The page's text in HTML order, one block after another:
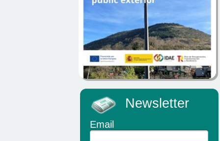
Newsletter
Email